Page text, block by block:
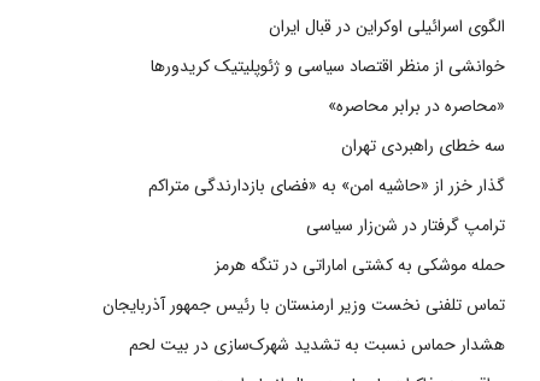
الگوی اسرائیلی اوکراین در قبال ایران
خوانشی از منظر اقتصاد سیاسی و ژئوپلیتیک کریدورها
«محاصره در برابر محاصره»
سه خطای راهبردی تهران
گذار خزر از «حاشیه امن» به «فضای بازدارندگی متراکم
ترامپ گرفتار در شن‌زار سیاسی
حمله موشکی به کشتی اماراتی در تنگه هرمز
تماس تلفنی نخست وزیر ارمنستان با رئیس جمهور آذربایجان
هشدار حماس نسبت به تشدید شهرک‌سازی در بیت‌ لحم